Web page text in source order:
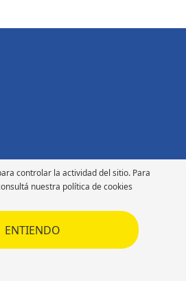
controlar la actividad del sitio. Para
nuestra política de cookies
ENTIENDO